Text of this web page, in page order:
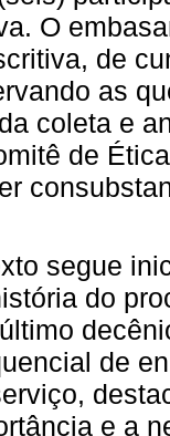
O
de
as
coleta e
de
segue
do
de
e a